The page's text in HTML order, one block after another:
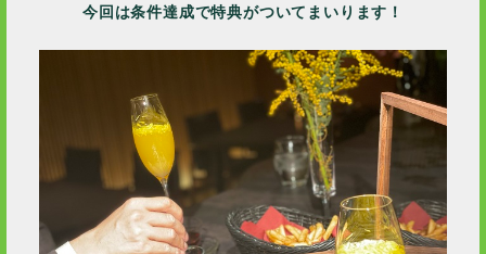
今回は条件達成で特典がついてまいります！